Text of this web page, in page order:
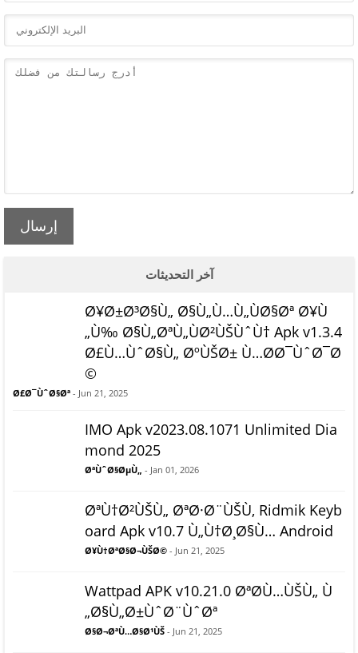
إرسال
آخر التحديثات
Ø¥Ø±Ø³Ø§Ù„ Ø§Ù„Ù…Ù„ÙØ§Øª Ø¥Ù
„Ù‰ Ø§Ù„ØªÙ„ÙØ²ÙŠÙˆÙ† Apk v1.3.4
Ø£Ù…ÙˆØ§Ù„ ØºÙŠØ± Ù…Ø­Ø¯ÙˆØ¯Ø
©
Ø£Ø¯ÙˆØ§Øª - Jun 21, 2025
IMO Apk v2023.08.1071 Unlimited Dia
mond 2025
ØªÙˆØ§ØµÙ„ - Jan 01, 2026
ØªÙ†Ø²ÙŠÙ„ ØªØ·Ø¨ÙŠÙ‚ Ridmik Keyb
oard Apk v10.7 Ù„Ù†Ø¸Ø§Ù… Android
Ø¥Ù†ØªØ§Ø¬ÙŠØ© - Jun 21, 2025
Wattpad APK v10.21.0 ØªØ­Ù…ÙŠÙ„ Ù
„Ø§Ù„Ø±ÙˆØ¨ÙˆØª
Ø§Ø¬ØªÙ…Ø§Ø¹ÙŠ - Jun 21, 2025